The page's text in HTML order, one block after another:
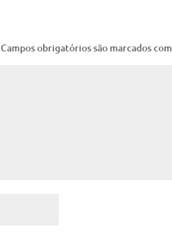
Campos obrigatórios são marcados com